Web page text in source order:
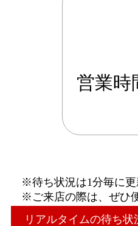
営業時
※待ち状況は1分毎に更
※ご来店の際は、ぜひ
リアルタイムの待ち